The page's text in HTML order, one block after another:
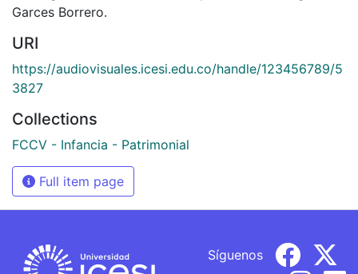
Garces Borrero.
URI
https://audiovisuales.icesi.edu.co/handle/123456789/5
3827
Collections
FCCV - Infancia - Patrimonial
Full item page
Síguenos